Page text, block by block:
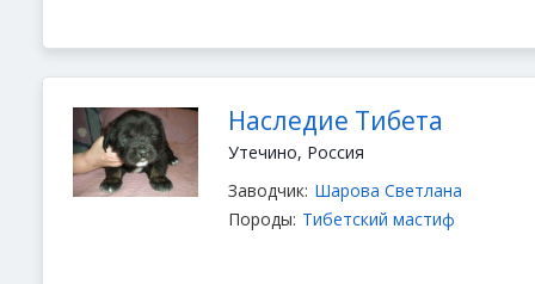
Наследие Тибета
Утечино, Россия
Заводчик: Шарова Светлана
Породы: Тибетский мастиф